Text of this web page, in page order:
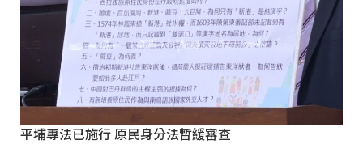
平埔專法已施行 原民身分法暫緩審查